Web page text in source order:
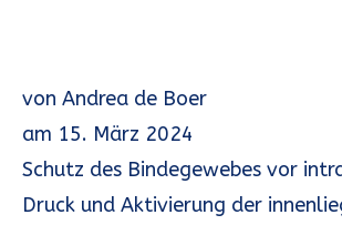
von Andrea de Boer
am 15. März 2024
Schutz des Bindegewebes vor
Druck und Aktivierung der